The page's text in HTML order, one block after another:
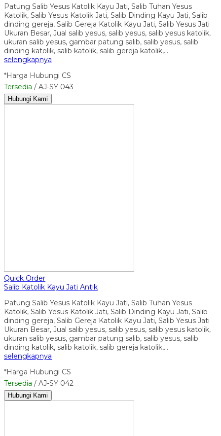
Patung Salib Yesus Katolik Kayu Jati, Salib Tuhan Yesus
Katolik, Salib Yesus Katolik Jati, Salib Dinding Kayu Jati, Salib
dinding gereja, Salib Gereja Katolik Kayu Jati, Salib Yesus Jati
Ukuran Besar, Jual salib yesus, salib yesus, salib yesus katolik,
ukuran salib yesus, gambar patung salib, salib yesus, salib
dinding katolik, salib katolik, salib gereja katolik,…
selengkapnya
*Harga Hubungi CS
Tersedia / AJ-SY 043
Hubungi Kami
Quick Order
Salib Katolik Kayu Jati Antik
Patung Salib Yesus Katolik Kayu Jati, Salib Tuhan Yesus
Katolik, Salib Yesus Katolik Jati, Salib Dinding Kayu Jati, Salib
dinding gereja, Salib Gereja Katolik Kayu Jati, Salib Yesus Jati
Ukuran Besar, Jual salib yesus, salib yesus, salib yesus katolik,
ukuran salib yesus, gambar patung salib, salib yesus, salib
dinding katolik, salib katolik, salib gereja katolik,…
selengkapnya
*Harga Hubungi CS
Tersedia / AJ-SY 042
Hubungi Kami